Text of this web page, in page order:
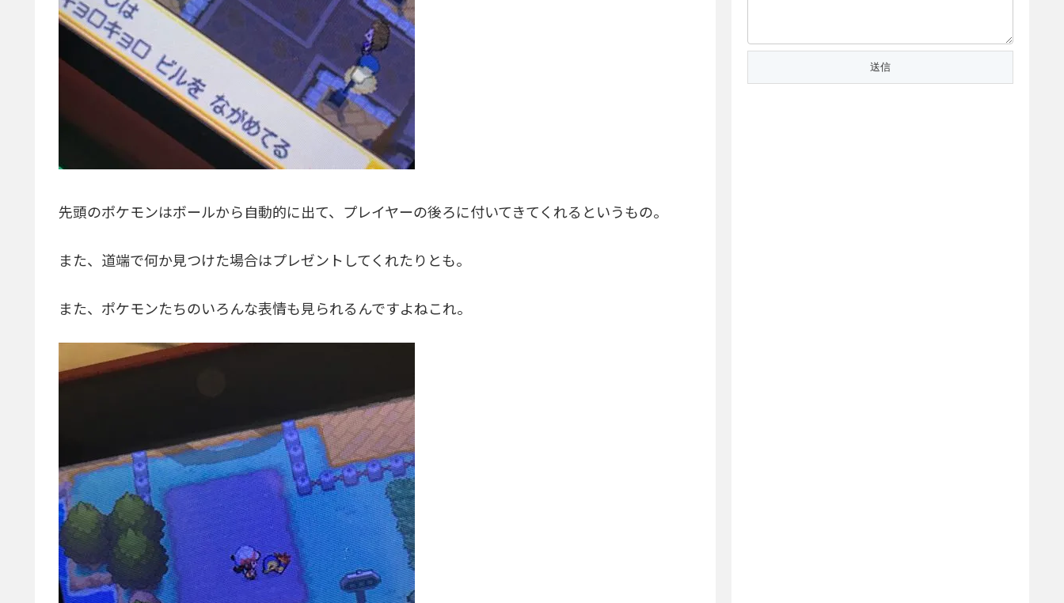
先頭のポケモンはボールから自動的に出て、プレイヤーの後ろに付いてきてくれるというもの。
また、道端で何か見つけた場合はプレゼントしてくれたりとも。
また、ポケモンたちのいろんな表情も見られるんですよねこれ。